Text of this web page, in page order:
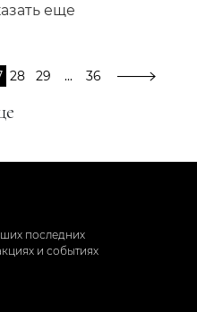
еще
28 29 ... 36
последних
и событиях